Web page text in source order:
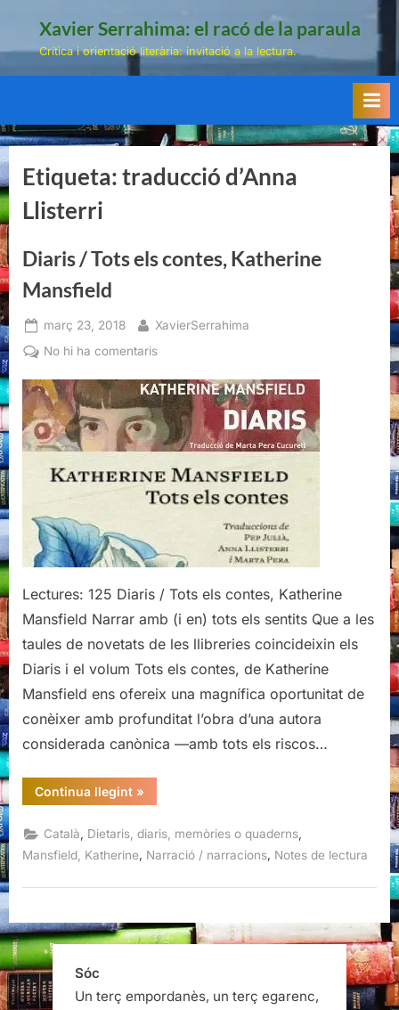
Xavier Serrahima: el racó de la paraula
Crítica i orientació literària: invitació a la lectura.
Etiqueta:traducció d’Anna
Llisterri
Diaris / Tots els contes, Katherine
Mansfield
Posted
on
març 23, 2018 By
XavierSerrahima
No hi ha comentarisa
/
Tots
els
contes,
Katherine
Mansfield
Lectures: 125 Diaris / Tots els contes, Katherine
Mansfield Narrar amb (i en) tots els sentits Que a les
taules de novetats de les llibreries coincideixin els
Diaris i el volum Tots els contes, de Katherine
Mansfield ens ofereix una magnífica oportunitat de
conèixer amb profunditat l’obra d’una autora
considerada canònica —amb tots els riscos…
Continua llegint“Diaris
/
els
contes,
Katherine
Mansfield”
»
Català Dietaris, diaris, memòries o quaderns
Mansfield, Katherine, Narració / narracions, Notes de lectura
Sóc
Un terç empordanès, un terç egarenc,